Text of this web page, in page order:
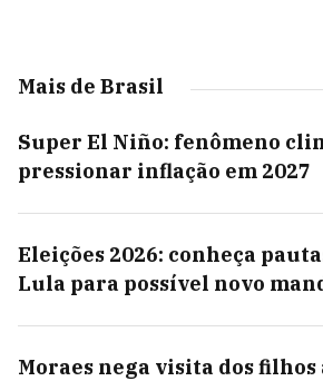
Mais de Brasil
Super El Niño: fenômeno
pressionar inflação em 2027
Eleições 2026: conheça
Lula para possível novo
Moraes nega visita dos filhos